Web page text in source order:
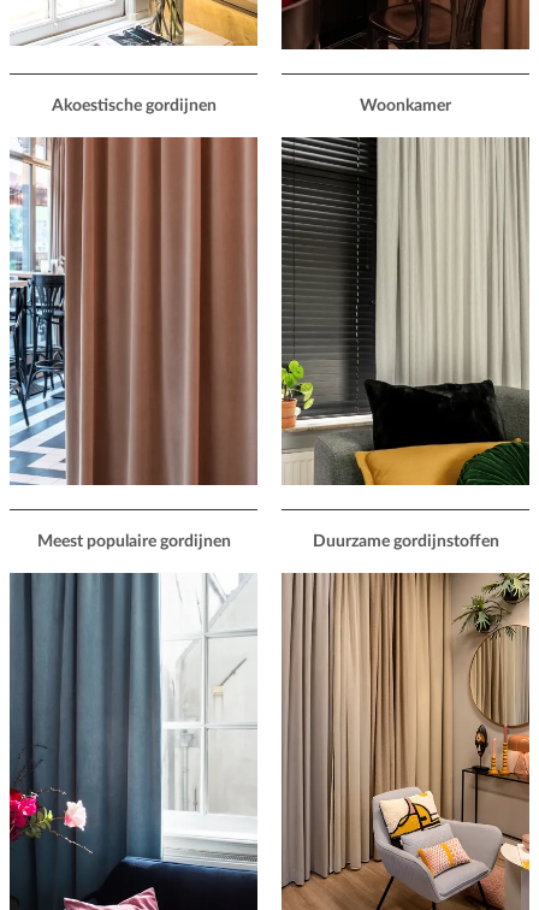
Akoestische gordijnen Woonkamer
Meest populaire gordijnen Duurzame gordijnstoffen